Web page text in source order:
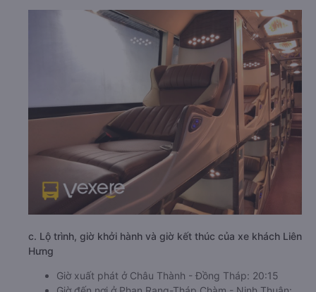
c. Lộ trình, giờ khởi hành và giờ kết thúc của xe khách Liên
Hưng
Giờ xuất phát ở Châu Thành - Đồng Tháp: 20:15